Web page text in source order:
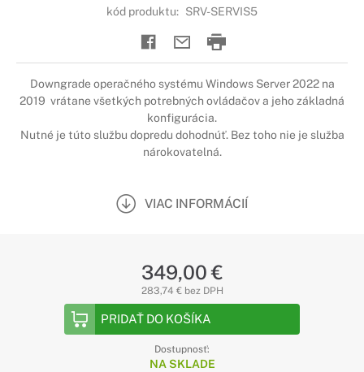
kód produktu: SRV-SERVIS5
Downgrade operačného systému Windows Server 2022 na
2019 vrátane všetkých potrebných ovládačov a jeho základná
konfigurácia.
Nutné je túto službu dopredu dohodnúť. Bez toho nie je služba
nárokovatelná.
VIAC INFORMÁCIÍ
349,00 €
283,74 € bez DPH
PRIDAŤ DO KOŠÍKA
Dostupnosť:
NA SKLADE